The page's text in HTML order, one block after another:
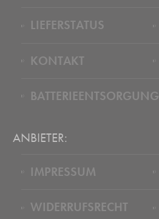
LIEFERSTATUS
KONTAKT
BATTERIEENTSORGUNG
ANBIETER:
IMPRESSUM
WIDERRUFSRECHT